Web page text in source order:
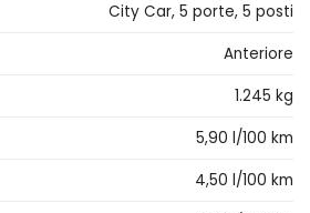
City Car, 5 porte, 5 posti
Anteriore
1.245 kg
5,90 l/100 km
4,50 l/100 km